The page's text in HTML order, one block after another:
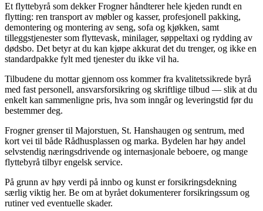
Et flyttebyrå som dekker Frogner håndterer hele kjeden rundt en
flytting: ren transport av møbler og kasser, profesjonell pakking,
demontering og montering av seng, sofa og kjøkken, samt
tilleggstjenester som flyttevask, minilager, søppeltaxi og rydding av
dødsbo. Det betyr at du kan kjøpe akkurat det du trenger, og ikke en
standardpakke fylt med tjenester du ikke vil ha.
Tilbudene du mottar gjennom oss kommer fra kvalitetssikrede byrå
med fast personell, ansvarsforsikring og skriftlige tilbud — slik at du
enkelt kan sammenligne pris, hva som inngår og leveringstid før du
bestemmer deg.
Frogner grenser til Majorstuen, St. Hanshaugen og sentrum, med
kort vei til både Rådhusplassen og marka. Bydelen har høy andel
selvstendig næringsdrivende og internasjonale beboere, og mange
flyttebyrå tilbyr engelsk service.
På grunn av høy verdi på innbo og kunst er forsikringsdekning
særlig viktig her. Be om at byrået dokumenterer forsikringssum og
rutiner ved eventuelle skader.